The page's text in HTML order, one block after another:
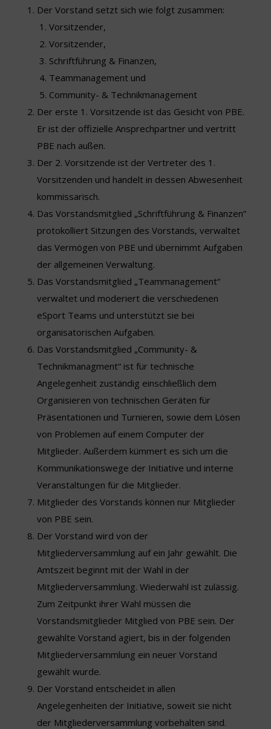
Der Vorstand setzt sich wie folgt zusammen:
Vorsitzender,
Vorsitzender,
Schriftführung & Finanzen,
Teammanagement und
Community- & Technikmanagement
Der erste 1. Vorsitzende ist das Gesicht von PBE.
Er ist der offizielle Ansprechpartner und vertritt
PBE nach außen.
Der 2. Vorsitzende ist der Vertreter des 1.
Vorsitzenden und handelt in dessen Abwesenheit
kommissarisch.
Das Vorstandsmitglied „Schriftführung & Finanzen“
protokolliert Sitzungen des Vorstands, verwaltet
das Vermögen von PBE und übernimmt Aufgaben
der allgemeinen Verwaltung.
Das Vorstandsmitglied „Teammanagement“
verwaltet und moderiert die verschiedenen
eSport Teams und unterstützt sie bei
organisatorischen Aufgaben.
Das Vorstandsmitglied „Community- &
Technikmanagment“ ist für technische
Angelegenheit zuständig einschließlich dem
Organisieren von technischen Geräten für
Präsentationen und Turnieren, sowie dem Lösen
von Problemen auf einem Computer der
Mitglieder. Außerdem kümmert es sich um die
Kommunikationswege der Initiative und interne
Veranstaltungen für die Mitglieder.
Mitglieder des Vorstands können nur Mitglieder
von PBE sein.
Der Vorstand wird von der
Mitgliederversammlung auf ein Jahr gewählt. Die
Amtszeit beginnt mit der Wahl in der
Mitgliederversammlung. Wiederwahl ist zulässig.
Zum Zeitpunkt ihrer Wahl müssen die
Vorstandsmitglieder Mitglied von PBE sein. Der
gewählte Vorstand agiert, bis in der folgenden
Mitgliederversammlung ein neuer Vorstand
gewählt wurde.
Der Vorstand entscheidet in allen
Angelegenheiten der Initiative, soweit sie nicht
der Mitgliederversammlung vorbehalten sind.